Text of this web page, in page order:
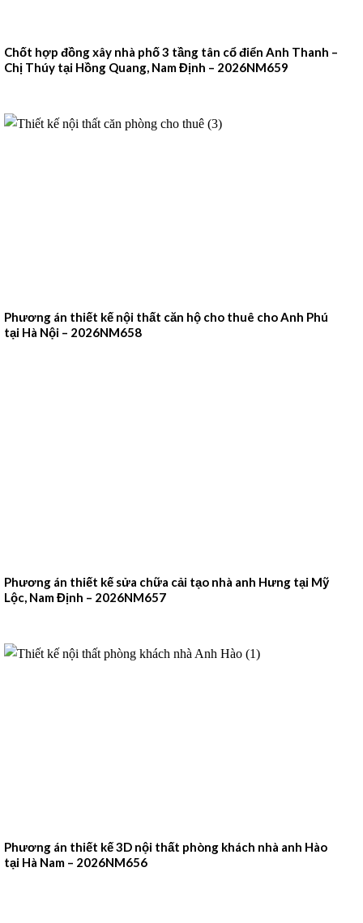
Chốt hợp đồng xây nhà phố 3 tầng tân cổ điển Anh Thanh –
Chị Thúy tại Hồng Quang, Nam Định – 2026NM659
Phương án thiết kế nội thất căn hộ cho thuê cho Anh Phú
tại Hà Nội – 2026NM658
Phương án thiết kế sửa chữa cải tạo nhà anh Hưng tại Mỹ
Lộc, Nam Định – 2026NM657
Phương án thiết kế 3D nội thất phòng khách nhà anh Hào
tại Hà Nam – 2026NM656